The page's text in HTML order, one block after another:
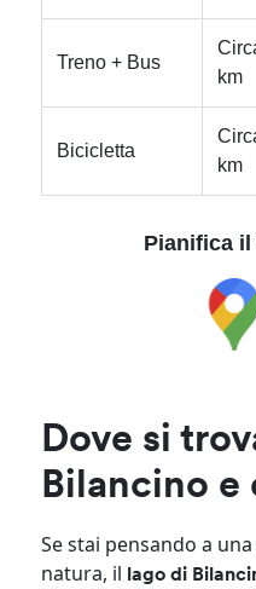
Treno + Bus
km
Bicicletta
km
Pianifica
Dove si
Bilancino e
Se stai pensando a
natura, il lago di